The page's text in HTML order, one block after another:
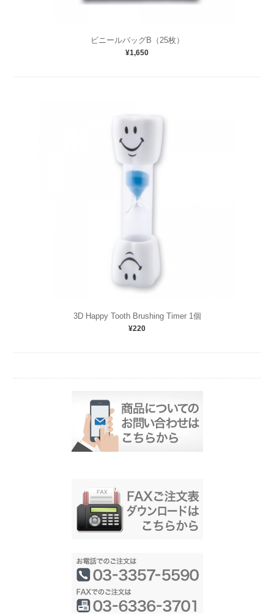
ビニールバッグB（25枚）
¥1,650
3D Happy Tooth Brushing Timer 1個
¥220